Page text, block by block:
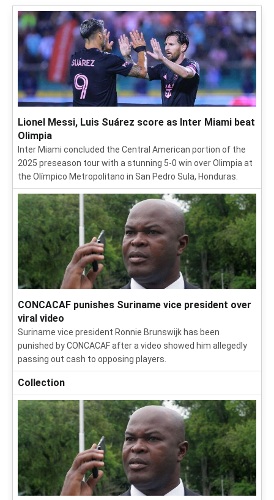
Lionel Messi, Luis Suárez score as Inter Miami beat
Olimpia
Inter Miami concluded the Central American portion of the
2025 preseason tour with a stunning 5-0 win over Olimpia at
the Olímpico Metropolitano in San Pedro Sula, Honduras.
CONCACAF punishes Suriname vice president over
viral video
Suriname vice president Ronnie Brunswijk has been
punished by CONCACAF after a video showed him allegedly
passing out cash to opposing players.
Collection